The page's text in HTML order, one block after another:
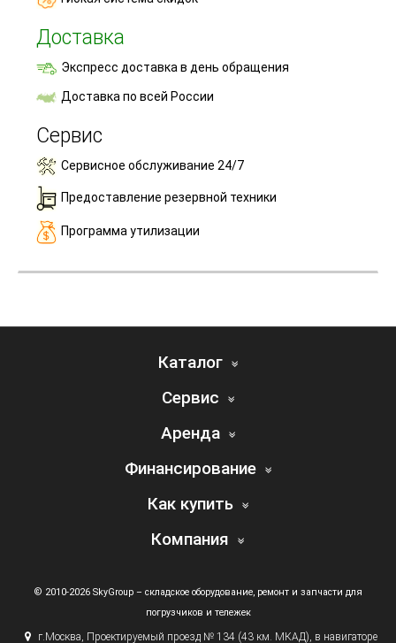
Доставка
Экспресс доставка в день обращения
Доставка по всей России
Сервис
Сервисное обслуживание 24/7
Предоставление резервной техники
Программа утилизации
Каталог
Сервис
Аренда
Финансирование
Как купить
Компания
© 2010-2026 SkyGroup – складское оборудование, ремонт и запчасти для
погрузчиков и тележек
г. Москва, Проектируемый проезд № 134 (43км. МКАД), в навигаторе